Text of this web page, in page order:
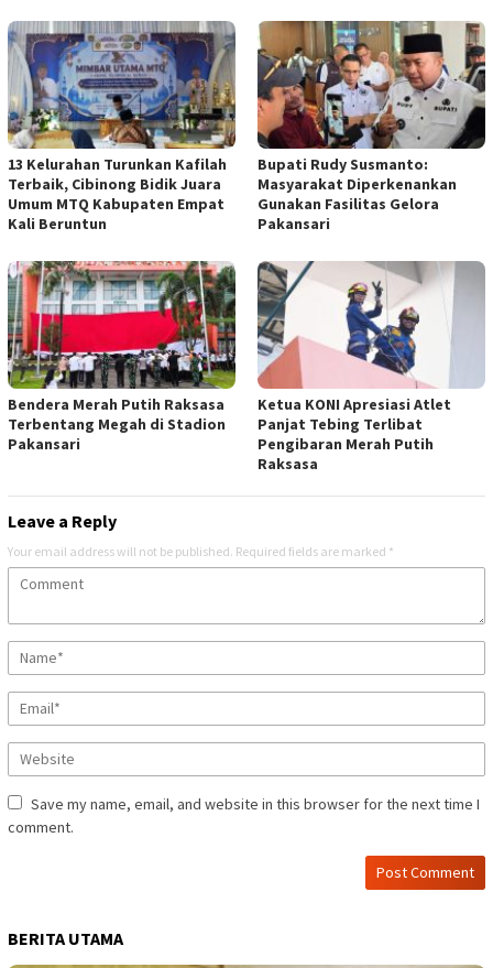
13 Kelurahan Turunkan Kafilah
Terbaik, Cibinong Bidik Juara
Umum MTQ Kabupaten Empat
Kali Beruntun
Bupati Rudy Susmanto:
Masyarakat Diperkenankan
Gunakan Fasilitas Gelora
Pakansari
Bendera Merah Putih Raksasa
Terbentang Megah di Stadion
Pakansari
Ketua KONI Apresiasi Atlet
Panjat Tebing Terlibat
Pengibaran Merah Putih
Raksasa
Leave a Reply
Your email address will not be published. Required fields are marked *
Save my name, email, and website in this browser for the next time I
comment.
BERITA UTAMA